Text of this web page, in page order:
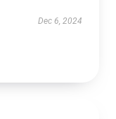
Dec 6, 2024